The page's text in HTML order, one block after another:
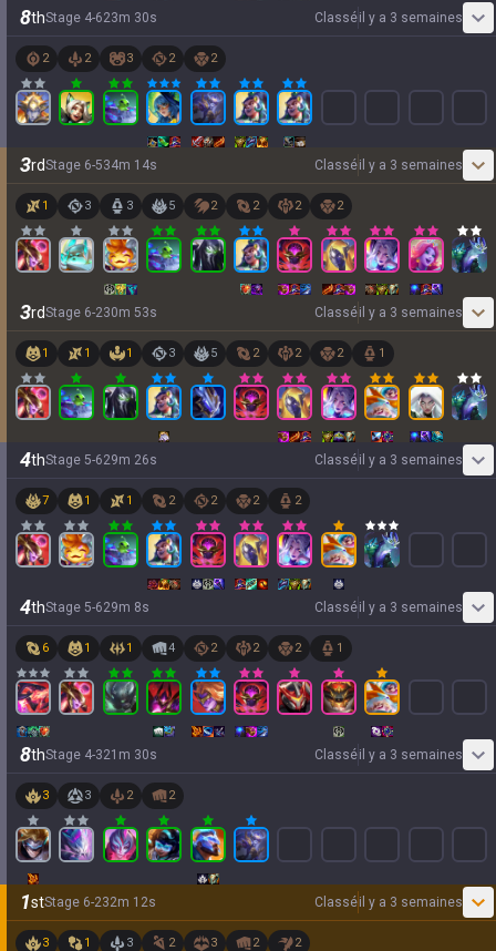
8thStage 4-623m 30s Classéil y a 3 semaines
2 2 3 2 2
3rdStage 6-534m 14s Classéil y a 3 semaines
1 3 3 5 2 2 2 2
3rdStage 6-230m 53s Classéil y a 3 semaines
1 1 1 3 5 2 2 2 1
4thStage 5-629m 26s Classéil y a 3 semaines
7 1 1 2 2 2 2
4thStage 5-629m 8s Classéil y a 3 semaines
6 1 1 4 2 2 2 1
8thStage 4-321 m 30s Classéil y a 3 semaines
3 3 2 2
1stStage 6-232m 12s Classéil y a 3 semaines
3 1 3 2 3 2 2